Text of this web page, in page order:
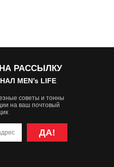
РАССЫЛКУ
MEN’s LIFE
советы и тонны
на ваш почтовый
ДА!